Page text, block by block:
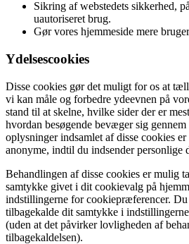
Sikring af webstedets sikkerhed,
uautoriseret brug.
Gør vores hjemmeside mere
Ydelsescookies
Disse cookies gør det muligt for os at
vi kan måle og forbedre ydeevnen på
stand til at skelne, hvilke sider der er
hvordan besøgende bevæger sig
oplysninger indsamlet af disse cookies
anonyme, indtil du indsender personlige
Behandlingen af ​​disse cookies er mulig
samtykke givet i dit cookievalg på
indstillingerne for cookiepræferencer.
tilbagekalde dit samtykke i
(uden at det påvirker lovligheden af
tilbagekaldelsen).